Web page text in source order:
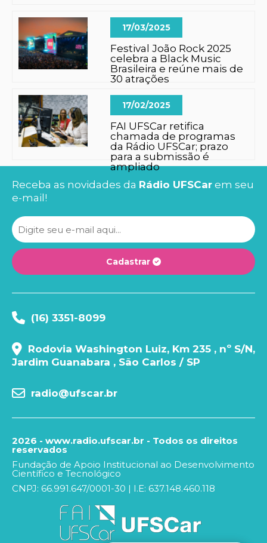
17/03/2025
Festival João Rock 2025
celebra a Black Music
Brasileira e reúne mais de
30 atrações
17/02/2025
FAI UFSCar retifica
chamada de programas
da Rádio UFSCar; prazo
para a submissão é
ampliado
Receba as novidades da Rádio UFSCar em seu
e-mail!
Cadastrar
(16) 3351-8099
Rodovia Washington Luiz, Km 235 , nº S/N,
Jardim Guanabara , São Carlos / SP
radio@ufscar.br
2026 - www.radio.ufscar.br - Todos os direitos
reservados
Fundação de Apoio Institucional ao Desenvolvimento
Científico e Tecnológico
CNPJ: 66.991.647/0001-30 | I.E: 637.148.460.118